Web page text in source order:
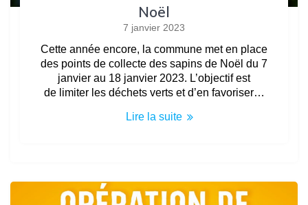
Noël
7 janvier 2023
Cette année encore, la commune met en place
des points de collecte des sapins de Noël du 7
janvier au 18 janvier 2023. L’objectif est
de limiter les déchets verts et d’en favoriser…
Lire la suite